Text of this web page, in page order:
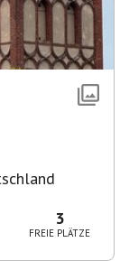
3
FREIE PLÄTZE